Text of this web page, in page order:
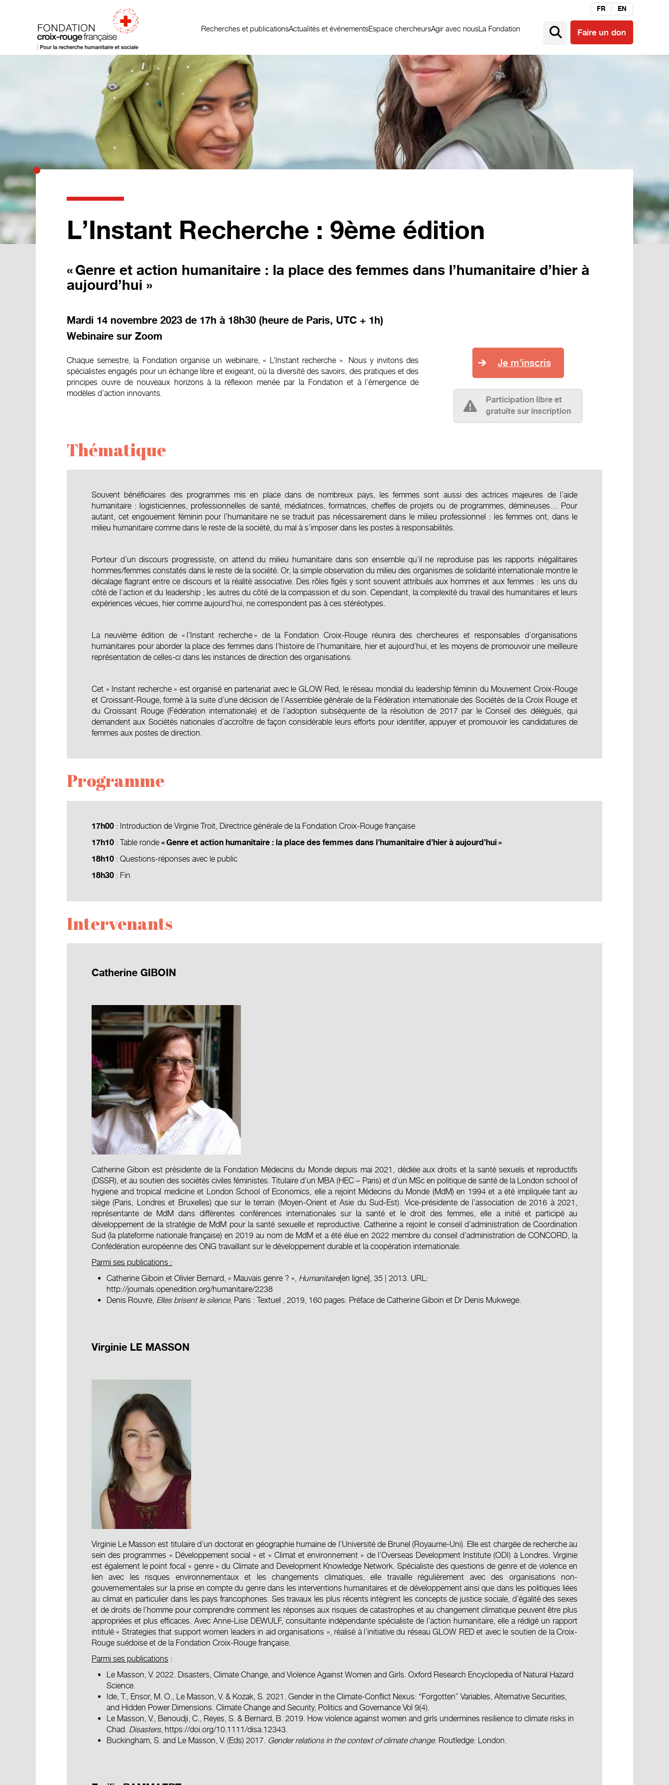
FR EN
Recherches et publicationsActualités et événementsEspace chercheursAgir avec nousLa Fondation Faire un don
L’Instant Recherche : 9ème édition
« Genre et action humanitaire : la place des femmes dans l’humanitaire d’hier à
aujourd’hui »
Mardi 14 novembre 2023 de 17h à 18h30 (heure de Paris, UTC + 1h)
Webinaire sur Zoom
Chaque semestre, la Fondation organise un webinaire, « L’Instant recherche ». Nous y invitons des
spécialistes engagés pour un échange libre et exigeant, où la diversité des savoirs, des pratiques et des
principes ouvre de nouveaux horizons à la réflexion menée par la Fondation et à l’émergence de
modèles d’action innovants.
Je m'inscris
Participation libre et
gratuite sur inscription
Thématique
Souvent bénéficiaires des programmes mis en place dans de nombreux pays, les femmes sont aussi des actrices majeures de l’aide
humanitaire : logisticiennes, professionnelles de santé, médiatrices, formatrices, cheffes de projets ou de programmes, démineuses… Pour
autant, cet engouement féminin pour l’humanitaire ne se traduit pas nécessairement dans le milieu professionnel : les femmes ont, dans le
milieu humanitaire comme dans le reste de la société, du mal à s’imposer dans les postes à responsabilités.
Porteur d’un discours progressiste, on attend du milieu humanitaire dans son ensemble qu’il ne reproduise pas les rapports inégalitaires
hommes/femmes constatés dans le reste de la société. Or, la simple observation du milieu des organismes de solidarité internationale montre le
décalage flagrant entre ce discours et la réalité associative. Des rôles figés y sont souvent attribués aux hommes et aux femmes : les uns du
côté de l’action et du leadership ; les autres du côté de la compassion et du soin. Cependant, la complexité du travail des humanitaires et leurs
expériences vécues, hier comme aujourd’hui, ne correspondent pas à ces stéréotypes.
La neuvième édition de « l’Instant recherche » de la Fondation Croix-Rouge réunira des chercheures et responsables d’organisations
humanitaires pour aborder la place des femmes dans l’histoire de l’humanitaire, hier et aujourd’hui, et les moyens de promouvoir une meilleure
représentation de celles-ci dans les instances de direction des organisations.
Cet « Instant recherche » est organisé en partenariat avec le GLOW Red, le réseau mondial du leadership féminin du Mouvement Croix-Rouge
et Croissant-Rouge, formé à la suite d’une décision de l’Assemblée générale de la Fédération internationale des Sociétés de la Croix Rouge et
du Croissant Rouge (Fédération internationale) et de l’adoption subséquente de la résolution de 2017 par le Conseil des délégués, qui
demandent aux Sociétés nationales d’accroître de façon considérable leurs efforts pour identifier, appuyer et promouvoir les candidatures de
femmes aux postes de direction.
Programme
17h00 : Introduction de Virginie Troit, Directrice générale de la Fondation Croix-Rouge française
17h10 : Table ronde «Genre et action humanitaire : la place des femmes dans l’humanitaire d’hier à aujourd’hui»
18h10 : Questions-réponses avec le public
18h30 : Fin
Intervenants
Catherine GIBOIN
Catherine Giboin est présidente de la Fondation Médecins du Monde depuis mai 2021, dédiée aux droits et la santé sexuels et reproductifs
(DSSR), et au soutien des sociétés civiles féministes. Titulaire d’un MBA (HEC – Paris) et d’un MSc en politique de santé de la London school of
hygiene and tropical medicine et London School of Economics, elle a rejoint Médecins du Monde (MdM) en 1994 et a été impliquée tant au
siège (Paris, Londres et Bruxelles) que sur le terrain (Moyen-Orient et Asie du Sud-Est). Vice-présidente de l’association de 2016 à 2021,
représentante de MdM dans différentes conférences internationales sur la santé et le droit des femmes, elle a initié et participé au
développement de la stratégie de MdM pour la santé sexuelle et reproductive. Catherine a rejoint le conseil d’administration de Coordination
Sud (la plateforme nationale française) en 2019 au nom de MdM et a été élue en 2022 membre du conseil d’administration de CONCORD, la
Confédération européenne des ONG travaillant sur le développement durable et la coopération internationale.
Parmi ses publications :
Catherine Giboin et Olivier Bernard, « Mauvais genre ? », Humanitaire[en ligne], 35 | 2013. URL:
http://journals.openedition.org/humanitaire/2238
Denis Rouvre, Elles brisent le silence, Paris : Textuel , 2019, 160 pages. Préface de Catherine Giboin et Dr Denis Mukwege.
Virginie LE MASSON
Virginie Le Masson est titulaire d’un doctorat en géographie humaine de l’Université de Brunel (Royaume-Uni). Elle est chargée de recherche au
sein des programmes « Développement social » et « Climat et environnement » de l’Overseas Development Institute (ODI) à Londres. Virginie
est également le point focal « genre » du Climate and Development Knowledge Network . Spécialiste des questions de genre et de violence en
lien avec les risques environnementaux et les changements climatiques, elle travaille régulièrement avec des organisations non-
gouvernementales sur la prise en compte du genre dans les interventions humanitaires et de développement ainsi que dans les politiques liées
au climat en particulier dans les pays francophones. Ses travaux les plus récents intègrent les concepts de justice sociale, d’égalité des sexes
et de droits de l’homme pour comprendre comment les réponses aux risques de catastrophes et au changement climatique peuvent être plus
appropriées et plus efficaces. Avec Anne-Lise DEWULF, consultante indépendante spécialiste de l’action humanitaire, elle a rédigé un rapport
intitulé « Strategies that support women leaders in aid organisations », réalisé à l’initiative du réseau GLOW RED et avec le soutien de la Croix-
Rouge suédoise et de la Fondation Croix-Rouge française.
Parmi ses publications :
Le Masson, V. 2022. Disasters, Climate Change, and Violence Against Women and Girls. Oxford Research Encyclopedia of Natural Hazard
Science.
Ide, T., Ensor, M. O., Le Masson, V. & Kozak, S. 2021. Gender in the Climate-Conflict Nexus: “Forgotten” Variables, Alternative Securities,
and Hidden Power Dimensions. Climate Change and Security, Politics and Governance Vol 9(4).
Le Masson, V., Benoudji, C., Reyes, S. & Bernard, B. 2019. How violence against women and girls undermines resilience to climate risks in
Chad. Disasters, https://doi.org/10.1111/disa.12343
Buckingham, S. and Le Masson, V. (Eds) 2017. Gender relations in the context of climate change. Routledge: London.